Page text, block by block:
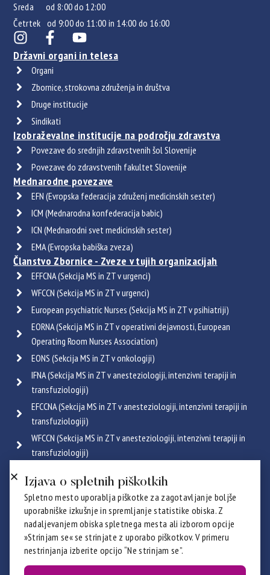
Sreda od 8:00 do 12:00
Četrtek od 9:00 do 11:00 in 14:00 do 16:00
Državni organi in telesa
Organi
Zbornice, strokovna združenja in društva
Druge institucije
Sindikati
Izobraževalne institucije na področju zdravstva
Povezave do srednjih zdravstvenih šol Slovenije
Povezave do zdravstvenih fakultet Slovenije
Mednarodne povezave
EFN (Evropska federacija združenj medicinskih sester)
ICM (Mednarodna konfederacija babic)
ICN (Mednarodni svet medicinskih sester)
EMA (Evropska babiška zveza)
Članstvo Zbornice - Zveze v tujih organizacijah
EFFCNA (Sekcija MS in ZT v urgenci)
WFCCN (Sekcija MS in ZT v urgenci)
European psychiatric Nurses (Sekcija MS in ZT v psihiatriji)
EORNA (Sekcija MS in ZT v operativni dejavnosti, European
Operating Room Nurses Association)
EONS (Sekcija MS in ZT v onkologiji)
IFNA (Sekcija MS in ZT v anesteziologiji, intenzivni terapiji in
transfuziologiji)
EFCCNA (Sekcija MS in ZT v anesteziologiji, intenzivni terapiji in
transfuziologiji)
WFCCN (Sekcija MS in ZT v anesteziologiji, intenzivni terapiji in
transfuziologiji)
ICRN (Sekcija MS in ZT v pulmologiji)
Poglej vse
Certifikati
Izjava o spletnih piškotkih
Spletno mesto uporablja piškotke za zagotavljanje boljše
uporabniške izkušnje in spremljanje statistike obiska. Z
nadaljevanjem obiska spletnega mesta ali izborom opcije
»Strinjam se« se strinjate z uporabo piškotkov. V primeru
nestrinjanja izberite opcijo “Ne strinjam se”.